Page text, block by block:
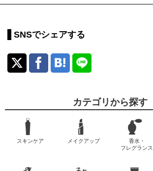
SNSでシェアする
カテゴリから探す
スキンケア メイクアップ
香水・
フレグランス